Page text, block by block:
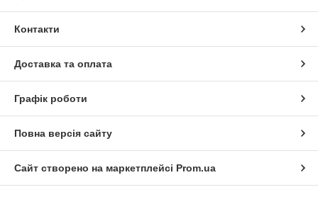
Контакти
Доставка та оплата
Графік роботи
Повна версія сайту
Сайт створено на маркетплейсі Prom.ua